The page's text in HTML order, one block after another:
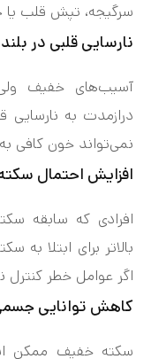
سرگیجه، تپش قلب
نارسایی قلبی در
آسیب‌های خفیف ولی
درازمدت به
نمی‌تواند خون کافی
افزایش احتمال
افرادی که سابقه
بالاتر برای ابتلا به
اگر عوامل خطر کنترل
کاهش توانایی
سکته خفیف ممکن